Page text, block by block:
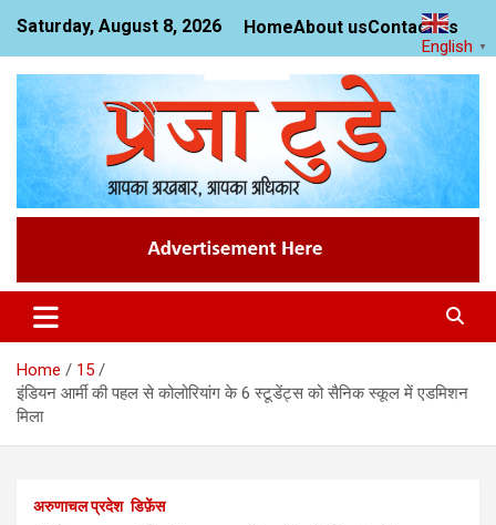
content
Saturday, August 8, 2026 HomeAbout usContact us
Praja Today
News Website
Home
15
इंडियन आर्मी की पहल से कोलोरियांग के 6 स्टूडेंट्स को सैनिक स्कूल में एडमिशन
मिला
अरुणाचल प्रदेश डिफ़ेंस
English ▼